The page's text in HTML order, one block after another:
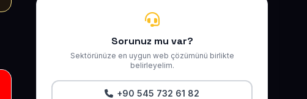
Sorunuz mu var?
Sektörünüze en uygun web çözümünü birlikte
belirleyelim.
+90 545 732 61 82